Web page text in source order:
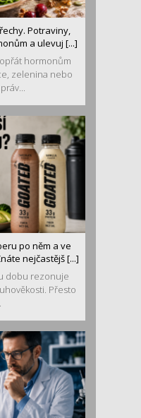
Potraviny,
a ulevuj [...]
hormonům
zelenina nebo
po něm a ve
nejčastějš [...]
dobu rezonuje
Přesto